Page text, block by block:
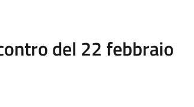
del 22 febbraio